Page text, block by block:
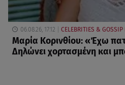
06.08.26, 17:12 CELEBRITIES &
Μαρία Κορινθίου: «Έχω
Δηλώνει χορτασμένη και